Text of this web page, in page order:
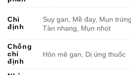
Chỉ
định
Suy gan, Mề đay, Mụn
Tàn nhang, Mụn nhọt
Chống
chỉ
định
Hôn mê gan, Dị ứng thuốc